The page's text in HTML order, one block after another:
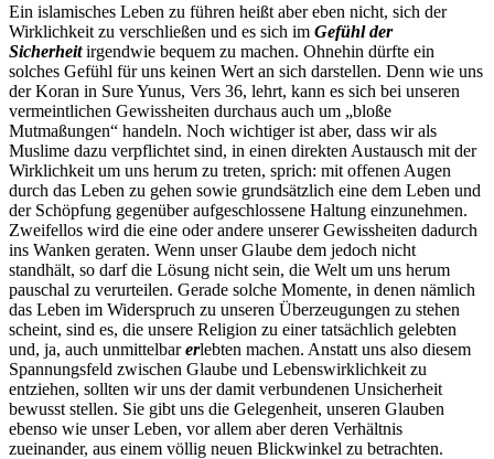
Ein islamisches Leben zu führen heißt aber eben nicht, sich der
Wirklichkeit zu verschließen und es sich im Gefühl der
Sicherheitirgendwie bequem zu machen. Ohnehin dürfte ein
solches Gefühl für uns keinen Wert an sich darstellen. Denn wie uns
der Koran in Sure Yunus, Vers 36, lehrt, kann es sich bei unseren
vermeintlichen Gewissheiten durchaus auch um „bloße
Mutmaßungen“ handeln. Noch wichtiger ist aber, dass wir als
Muslime dazu verpflichtet sind, in einen direkten Austausch mit der
Wirklichkeit um uns herum zu treten, sprich: mit offenen Augen
durch das Leben zu gehen sowie grundsätzlich eine dem Leben und
der Schöpfung gegenüber aufgeschlossene Haltung einzunehmen.
Zweifellos wird die eine oder andere unserer Gewissheiten dadurch
ins Wanken geraten. Wenn unser Glaube dem jedoch nicht
standhält, so darf die Lösung nicht sein, die Welt um uns herum
pauschal zu verurteilen. Gerade solche Momente, in denen nämlich
das Leben im Widerspruch zu unseren Überzeugungen zu stehen
scheint, sind es, die unsere Religion zu einer tatsächlich gelebten
und, ja, auch unmittelbarerlebten machen. Anstatt uns also diesem
Spannungsfeld zwischen Glaube und Lebenswirklichkeit zu
entziehen, sollten wir uns der damit verbundenen Unsicherheit
bewusst stellen. Sie gibt uns die Gelegenheit, unseren Glauben
ebenso wie unser Leben, vor allem aber deren Verhältnis
zueinander, aus einem völlig neuen Blickwinkel zu betrachten.